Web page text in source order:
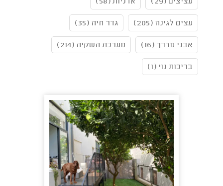
עצים לגינה (205) גדר חיה (35)
אבני מדרך (16) מערכת השקיה (214)
בריכות נוי (1)